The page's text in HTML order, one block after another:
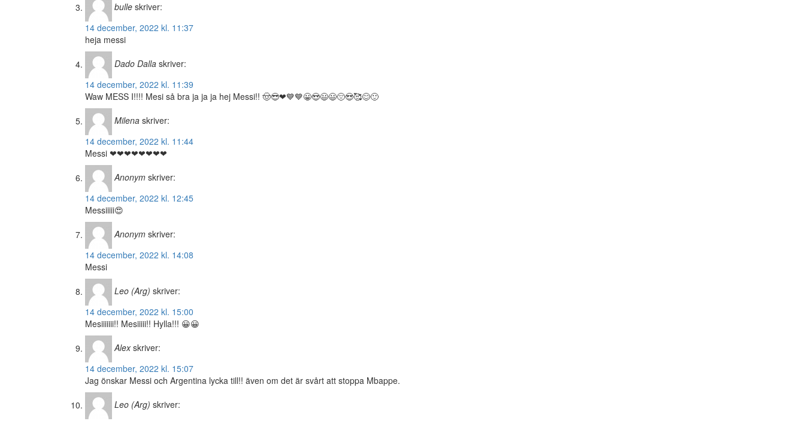
bulle skriver:
14 december, 2022 kl. 11:37
heja messi
Dado Dalla skriver:
14 december, 2022 kl. 11:39
Waw MESS I!!!! Mesi så bra ja ja ja hej Messi!! 🤠😎❤💙💙😀😍😃😃😔😍🥰😊🙂
Milena skriver:
14 december, 2022 kl. 11:44
Messi ❤❤❤❤❤❤❤❤
Anonym skriver:
14 december, 2022 kl. 12:45
Messiiiii😍
Anonym skriver:
14 december, 2022 kl. 14:08
Messi
Leo (Arg) skriver:
14 december, 2022 kl. 15:00
Mesiiiiiii!! Mesiiiii!! Hylla!!! 😀😀
Alex skriver:
14 december, 2022 kl. 15:07
Jag önskar Messi och Argentina lycka till!! även om det är svårt att stoppa Mbappe.
Leo (Arg) skriver: